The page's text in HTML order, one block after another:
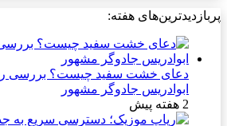
پربازدیدترین‌های هفته:
دعای خشت سفید چیست؟ بررسی
ابوادریس جادوگر مشهور
2 هفته پیش